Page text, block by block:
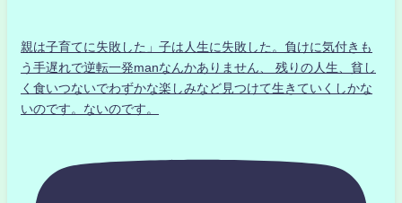
親は子育てに失敗した」子は人生に失敗した。負けに気付きも
う手遅れで逆転一発manなんかありません、 残りの人生、貧し
く食いつないでわずかな楽しみなど見つけて生きていくしかな
いのです。ないのです。